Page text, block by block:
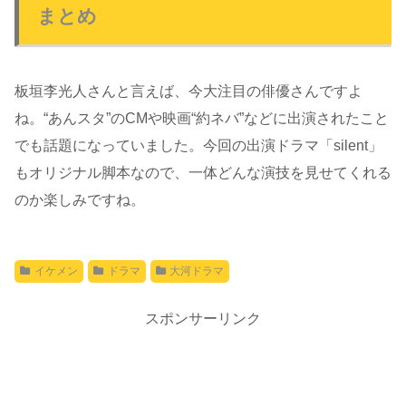
まとめ
板垣李光人さんと言えば、今大注目の俳優さんですよ
ね。“あんスタ”のCMや映画“約ネバ”などに出演されたこと
でも話題になっていました。今回の出演ドラマ「silent」
もオリジナル脚本なので、一体どんな演技を見せてくれる
のか楽しみですね。
イケメン ドラマ 大河ドラマ
スポンサーリンク